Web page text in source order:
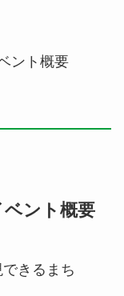
ント概要
ベント概要
きるまち